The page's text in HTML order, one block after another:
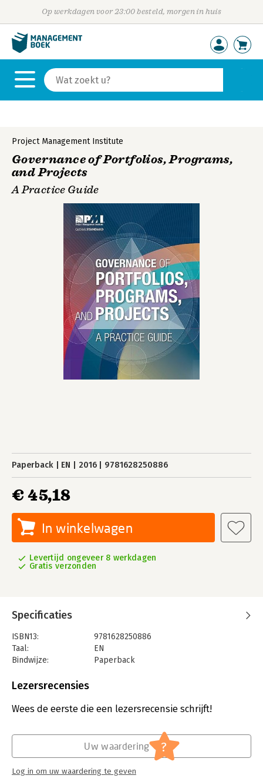
Op werkdagen voor 23:00 besteld, morgen in huis
Project Management Institute
Governance of Portfolios, Programs,
and Projects
A Practice Guide
Paperback EN 2016 9781628250886
€ 45,18
In winkelwagen
Levertijd ongeveer 8 werkdagen
Gratis verzonden
Specificaties
ISBN13:
9781628250886
Taal:
EN
Bindwijze:
Paperback
Uitgever:
Lezersrecensies
Wees de eerste die een lezersrecensie schrijft!
Uw waardering ?
Log in om uw waardering te geven